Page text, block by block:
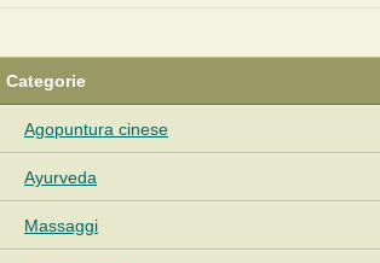
Categorie
Agopuntura cinese
Ayurveda
Massaggi